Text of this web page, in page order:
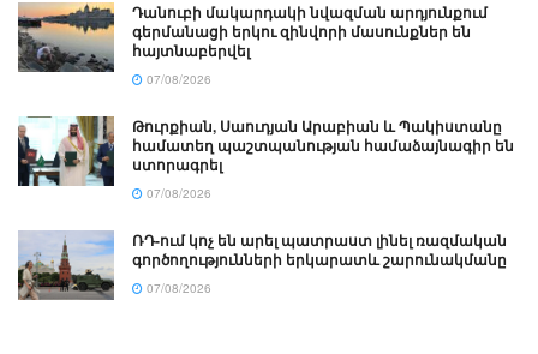
Դանուբի մակարդակի նվազման արդյունքում
գերմանացի երկու զինվորի մասունքներ են
հայտնաբերվել
07/08/2026
Թուրքիան, Սաուդյան Արաբիան և Պակիստանը
համատեղ պաշտպանության համաձայնագիր են
ստորագրել
07/08/2026
ՌԴ-ում կոչ են արել պատրաստ լինել ռազմական
գործողությունների երկարատև շարունակմանը
07/08/2026